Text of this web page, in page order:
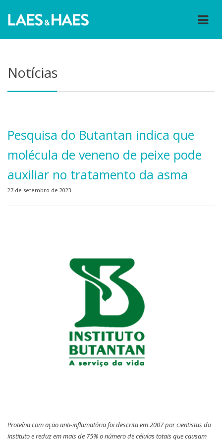
Notícias
Pesquisa do Butantan indica que
molécula de veneno de peixe pode
auxiliar no tratamento da asma
27 de setembro de 2023
Proteína com ação anti-inflamatória foi descrita em 2007 por cientistas do
instituto e reduz em mais de 75% o número de células totais que causam